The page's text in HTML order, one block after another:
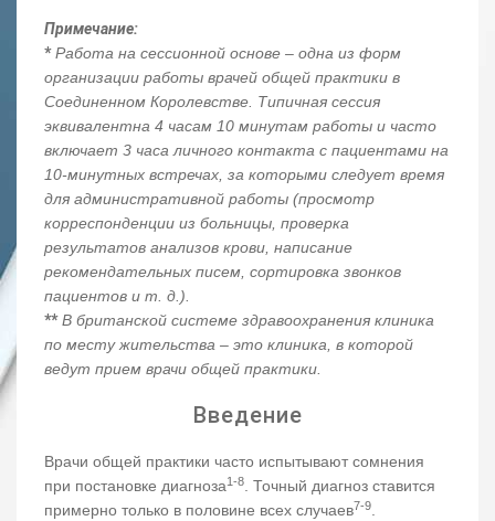
Примечание:
* Работа на сессионной основе – одна из форм
организации работы врачей общей практики в
Соединенном Королевстве. Типичная сессия
эквивалентна 4 часам 10 минутам работы и часто
включает 3 часа личного контакта с пациентами на
10-минутных встречах, за которыми следует время
для административной работы (просмотр
корреспонденции из больницы, проверка
результатов анализов крови, написание
рекомендательных писем, сортировка звонков
пациентов и т. д.).
** В британской системе здравоохранения клиника
по месту жительства – это клиника, в которой
ведут прием врачи общей практики.
Введение
Врачи общей практики часто испытывают сомнения
при постановке диагноза1-8. Точный диагноз ставится
примерно только в половине всех случаев7-9.